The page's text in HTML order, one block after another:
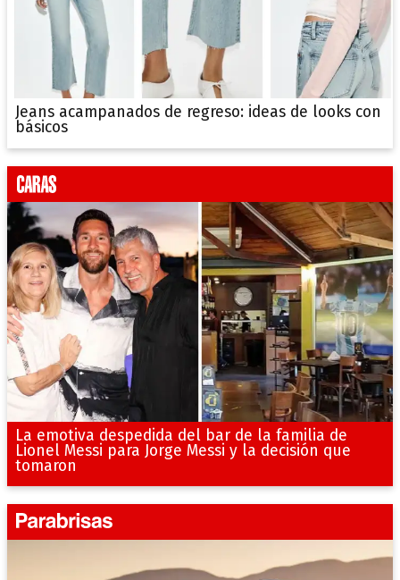
Jeans acampanados de regreso: ideas de looks con
básicos
La emotiva despedida del bar de la familia de
Lionel Messi para Jorge Messi y la decisión que
tomaron